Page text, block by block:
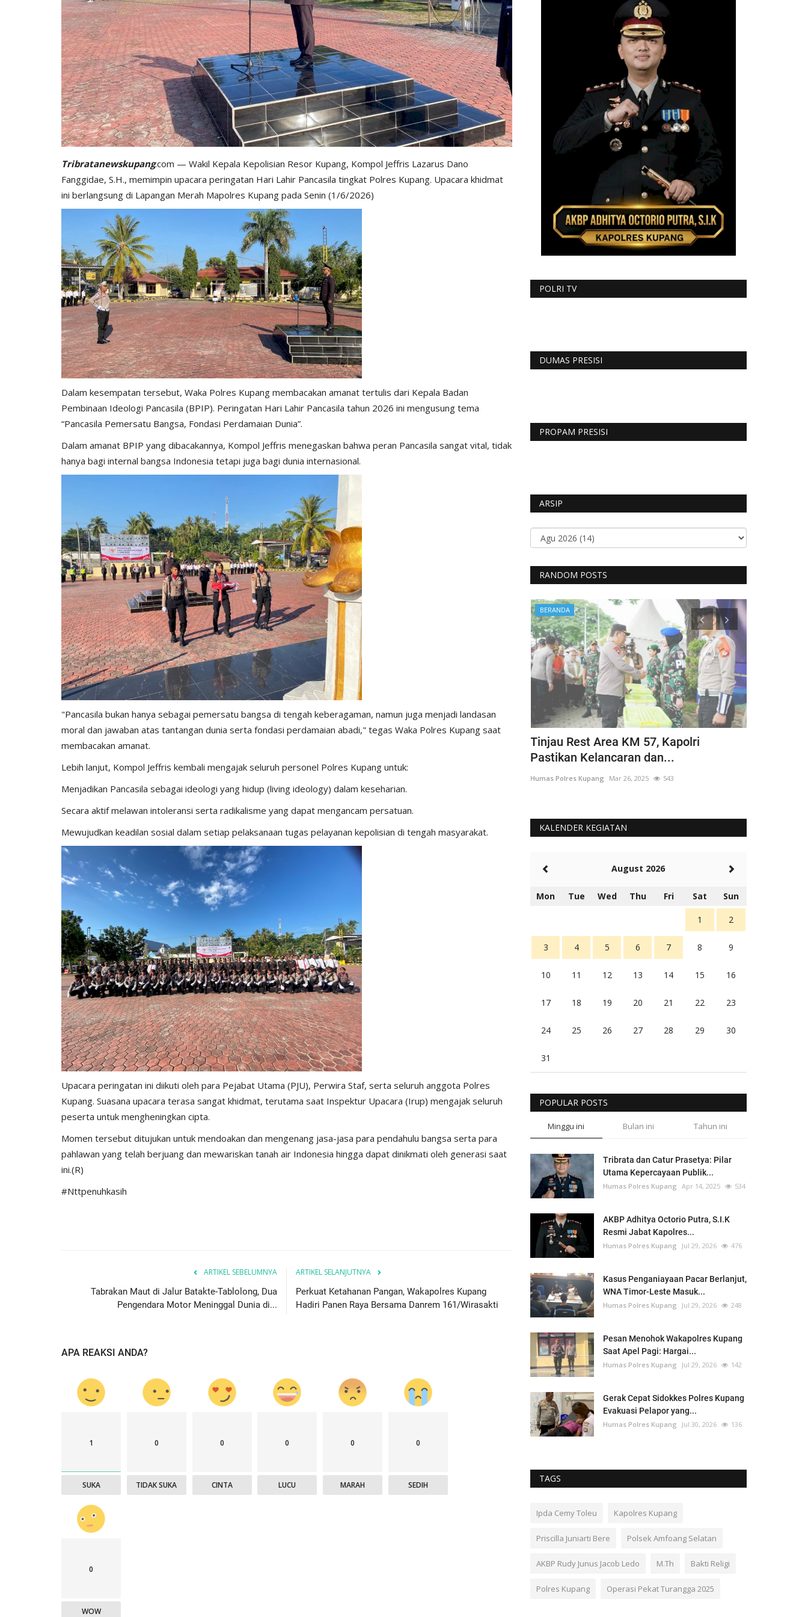
Tribratanewskupang.com — Wakil Kepala Kepolisian Resor Kupang, Kompol Jeffris Lazarus Dano
Fanggidae, S.H., memimpin upacara peringatan Hari Lahir Pancasila tingkat Polres Kupang. Upacara khidmat
ini berlangsung di Lapangan Merah Mapolres Kupang pada Senin (1/6/2026)
​Dalam kesempatan tersebut, Waka Polres Kupang membacakan amanat tertulis dari Kepala Badan
Pembinaan Ideologi Pancasila (BPIP). Peringatan Hari Lahir Pancasila tahun 2026 ini mengusung tema
“Pancasila Pemersatu Bangsa, Fondasi Perdamaian Dunia”.
​Dalam amanat BPIP yang dibacakannya, Kompol Jeffris menegaskan bahwa peran Pancasila sangat vital, tidak
hanya bagi internal bangsa Indonesia tetapi juga bagi dunia internasional.
​"Pancasila bukan hanya sebagai pemersatu bangsa di tengah keberagaman, namun juga menjadi landasan
moral dan jawaban atas tantangan dunia serta fondasi perdamaian abadi," tegas Waka Polres Kupang saat
membacakan amanat.
​Lebih lanjut, Kompol Jeffris kembali mengajak seluruh personel Polres Kupang untuk:
Menjadikan Pancasila sebagai ideologi yang hidup (living ideology) dalam keseharian.
Secara aktif melawan intoleransi serta radikalisme yang dapat mengancam persatuan.
Mewujudkan keadilan sosial dalam setiap pelaksanaan tugas pelayanan kepolisian di tengah masyarakat.
​Upacara peringatan ini diikuti oleh para Pejabat Utama (PJU), Perwira Staf, serta seluruh anggota Polres
Kupang. Suasana upacara terasa sangat khidmat, terutama saat Inspektur Upacara (Irup) mengajak seluruh
peserta untuk mengheningkan cipta.
​Momen tersebut ditujukan untuk mendoakan dan mengenang jasa-jasa para pendahulu bangsa serta para
pahlawan yang telah berjuang dan mewariskan tanah air Indonesia hingga dapat dinikmati oleh generasi saat
ini.(R)
#Nttpenuhkasih
ARTIKEL SEBELUMNYA
Tabrakan Maut di Jalur Batakte-Tablolong, Dua
Pengendara Motor Meninggal Dunia di...
ARTIKEL SELANJUTNYA
Perkuat Ketahanan Pangan, Wakapolres Kupang
Hadiri Panen Raya Bersama Danrem 161/Wirasakti
APA REAKSI ANDA?
1
SUKA
0
TIDAK SUKA
0
CINTA
0
LUCU
0
MARAH
0
SEDIH
0
WOW
POLRI TV
DUMAS PRESISI
PROPAM PRESISI
ARSIP
RANDOM POSTS
21 Komodo
BERANDA
Kapolres kupang AKBP ALDINAN,
BERANDA BERANDA
Tinjau Rest Area KM 57, Kapolri
Pastikan Kelancaran dan...
Humas Polres Kupang Mar 26, 2025 543
KALENDER KEGIATAN
August 2026
Mon Tue Wed Thu Fri Sat Sun
1 2
3 4 5 6 7 8 9
10 11 12 13 14 15 16
17 18 19 20 21 22 23
24 25 26 27 28 29 30
31
POPULAR POSTS
Minggu ini Bulan ini Tahun ini
Tribrata dan Catur Prasetya: Pilar
Utama Kepercayaan Publik...
Humas Polres Kupang Apr 14, 2025 534
AKBP Adhitya Octorio Putra, S.I.K
Resmi Jabat Kapolres...
Humas Polres Kupang Jul 29, 2026 476
Kasus Penganiayaan Pacar Berlanjut,
WNA Timor-Leste Masuk...
Humas Polres Kupang Jul 29, 2026 248
Pesan Menohok Wakapolres Kupang
Saat Apel Pagi: Hargai...
Humas Polres Kupang Jul 29, 2026 142
Gerak Cepat Sidokkes Polres Kupang
Evakuasi Pelapor yang...
Humas Polres Kupang Jul 30, 2026 136
TAGS
Ipda Cemy Toleu Kapolres Kupang
Priscilla Juniarti Bere Polsek Amfoang Selatan
AKBP Rudy Junus Jacob Ledo M.Th Bakti Religi
Polres Kupang Operasi Pekat Turangga 2025